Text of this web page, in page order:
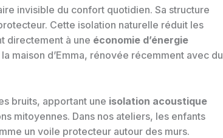
invisible du confort quotidien. Sa structure
Cette isolation naturelle réduit les
directement à une économie d’énergie
maison d’Emma, rénovée récemment avec du
bruits, apportant une isolation acoustique
mitoyennes. Dans nos ateliers, les enfants
un voile protecteur autour des murs.